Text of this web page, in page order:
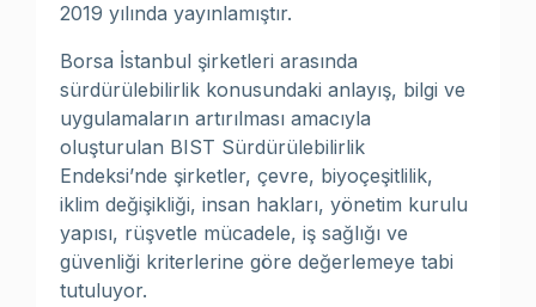
2019 yılında yayınlamıştır.
Borsa İstanbul şirketleri arasında
sürdürülebilirlik konusundaki anlayış, bilgi ve
uygulamaların artırılması amacıyla
oluşturulan BIST Sürdürülebilirlik
Endeksi’nde şirketler, çevre, biyoçeşitlilik,
iklim değişikliği, insan hakları, yönetim kurulu
yapısı, rüşvetle mücadele, iş sağlığı ve
güvenliği kriterlerine göre değerlemeye tabi
tutuluyor.